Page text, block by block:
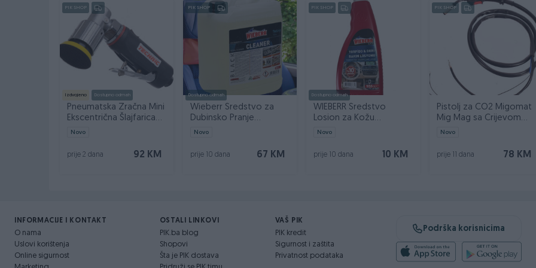
PIK SHOP
Izdvojeno Dostupno odmah
Pneumatska Zračna Mini
Ekscentrična Šlajfarica
50mm AT-7037B
Novo
92 KM
prije 2 dana
PIK SHOP
Dostupno odmah
Wieberr Sredstvo za
Dubinsko Pranje
Čišćenje Black Cleaner 5l
Novo
67 KM
prije 10 dana
PIK SHOP
Dostupno odmah
WIEBERR Sredstvo
Losion za Kožu
Instrument Tablu 550ml
Novo
10 KM
prije 10 dana
PIK SHOP
Pistolj za CO2 Migomat
Mig Mag sa Crijevom
2,5m MK14 TW14
Novo
78 KM
prije 11 dana
INFORMACIJE I KONTAKT
O nama
Uslovi korištenja
Online sigurnost
OSTALI LINKOVI
PIK.ba blog
Shopovi
Šta je PIK dostava
VAŠ PIK
PIK kredit
Sigurnost i zaštita
Privatnost podataka
Podrška korisnicima